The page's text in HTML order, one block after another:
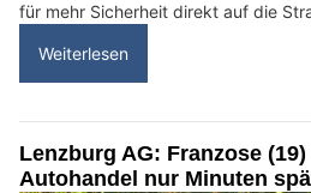
für mehr Sicherheit direkt auf die
Weiterlesen
Lenzburg AG: Franzose
Autohandel nur Minuten